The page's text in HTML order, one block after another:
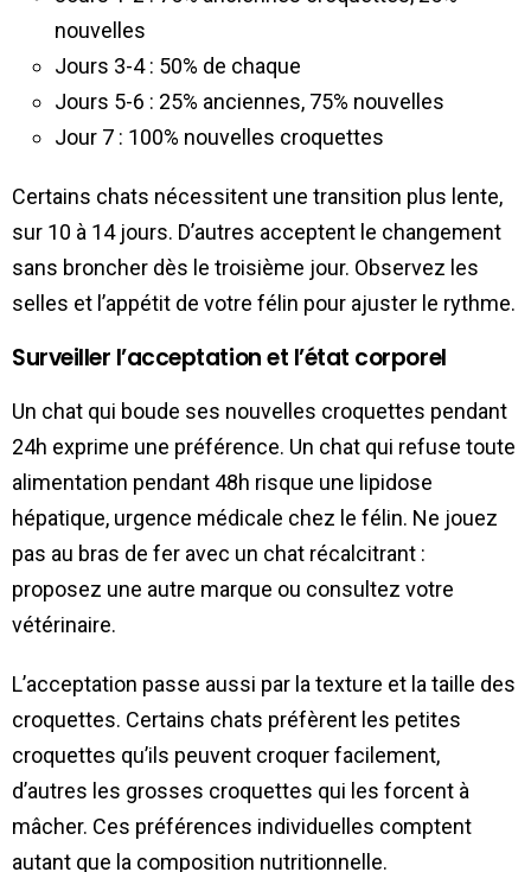
nouvelles
Jours 3-4 : 50% de chaque
Jours 5-6 : 25% anciennes, 75% nouvelles
Jour 7 : 100% nouvelles croquettes
Certains chats nécessitent une transition plus lente,
sur 10 à 14 jours. D’autres acceptent le changement
sans broncher dès le troisième jour. Observez les
selles et l’appétit de votre félin pour ajuster le rythme.
Surveiller l’acceptation et l’état corporel
Un chat qui boude ses nouvelles croquettes pendant
24h exprime une préférence. Un chat qui refuse toute
alimentation pendant 48h risque une lipidose
hépatique, urgence médicale chez le félin. Ne jouez
pas au bras de fer avec un chat récalcitrant :
proposez une autre marque ou consultez votre
vétérinaire.
L’acceptation passe aussi par la texture et la taille des
croquettes. Certains chats préfèrent les petites
croquettes qu’ils peuvent croquer facilement,
d’autres les grosses croquettes qui les forcent à
mâcher. Ces préférences individuelles comptent
autant que la composition nutritionnelle.